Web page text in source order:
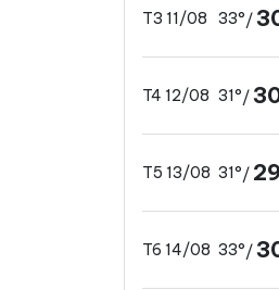
T3 11/08 33°/
T4 12/08 31°/
T5 13/08 31°/
T6 14/08 33°/